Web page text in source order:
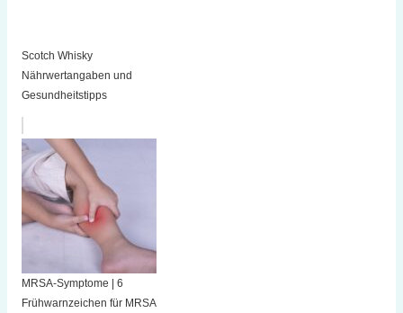
Scotch Whisky
Nährwertangaben und
Gesundheitstipps
MRSA-Symptome | 6
Frühwarnzeichen für MRSA